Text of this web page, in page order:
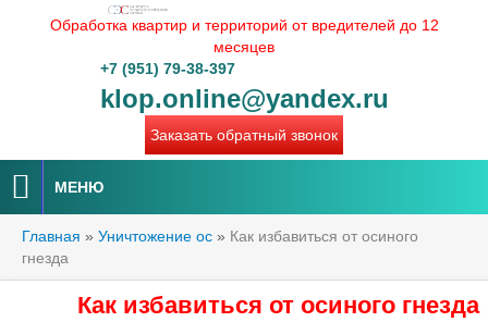
Обработка квартир и территорий от вредителей до 12
месяцев
+7 (951) 79-38-397
klop.online@yandex.ru
Заказать обратный звонок
МЕНЮ
Главная » Уничтожение ос » Как избавиться от осиного
гнезда
Как избавиться от осиного гнезда